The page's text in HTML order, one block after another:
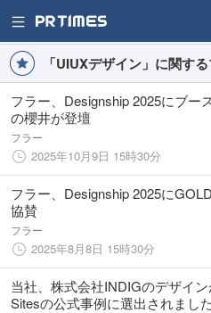
「UIUXデザイン」に関す
フラー、Designship 2025にブー
の櫻井が登壇
フラー
2025年10月9日 15時30分
フラー、Designship 2025に
協賛
フラー
2025年8月8日 15時30分
当社、株式会社INDIGのデザイ
Sitesの公式事例に選出されました